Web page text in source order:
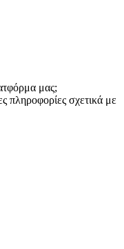
μας;
πληροφορίες σχετικά με